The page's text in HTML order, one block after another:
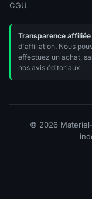
CGU
Transparence affiliée
d'affiliation. Nous
effectuez un achat,
nos avis éditoriaux.
© 2026